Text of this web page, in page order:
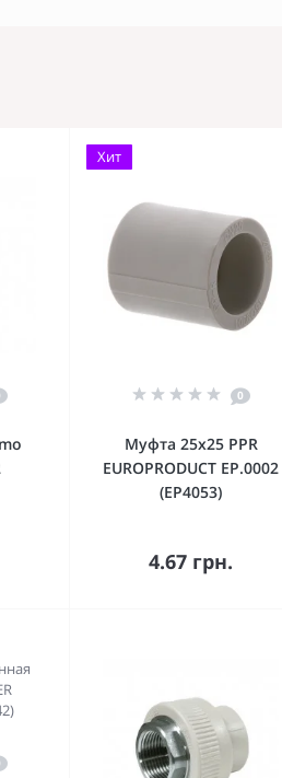
Хит
0
Муфта 25x25 PPR
EUROPRODUCT EP.0002
(EP4053)
4.67 грн.
В корзину